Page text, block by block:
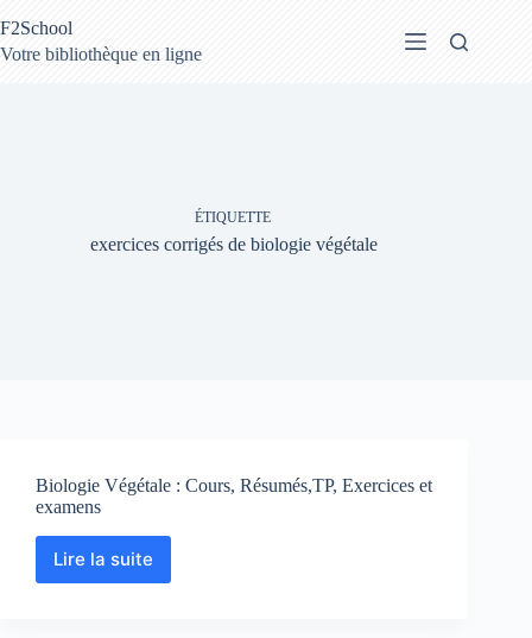
au
contenu
F2School
Votre bibliothèque en ligne
ÉTIQUETTE
exercices corrigés de biologie végétale
Biologie Végétale : Cours, Résumés,TP, Exercices et
examens
Lire la suite
Biologie